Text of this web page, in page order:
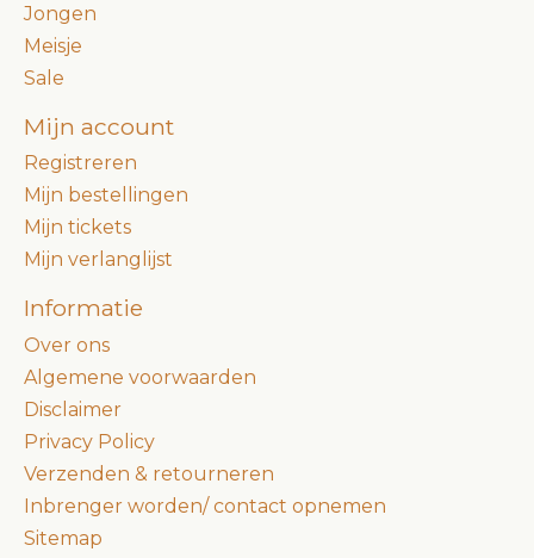
Jongen
Meisje
Sale
Mijn account
Registreren
Mijn bestellingen
Mijn tickets
Mijn verlanglijst
Informatie
Over ons
Algemene voorwaarden
Disclaimer
Privacy Policy
Verzenden & retourneren
Inbrenger worden/ contact opnemen
Sitemap